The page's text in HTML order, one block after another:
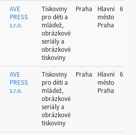
AVE
PRESS
s.r.o.
Tiskoviny
pro děti a
mládež,
obrázkové
seriály a
obrázkové
tiskoviny
Praha
Hlavní
město
Praha
6
AVE
PRESS
s.r.o.
Tiskoviny
pro děti a
mládež,
obrázkové
seriály a
obrázkové
tiskoviny
Praha
Hlavní
město
Praha
6